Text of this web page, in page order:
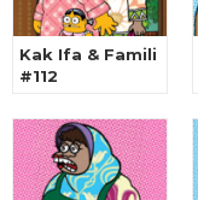
Kak Ifa & Famili
#112